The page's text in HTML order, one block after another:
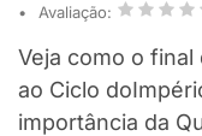
Avaliação:
Veja como o final
ao Ciclo
importância da